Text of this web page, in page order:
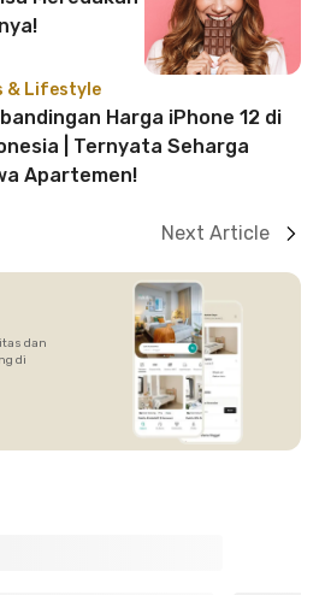
& Lifestyle
Harga iPhone 12 di
| Ternyata Seharga
Apartemen!
Next Article
dan
di